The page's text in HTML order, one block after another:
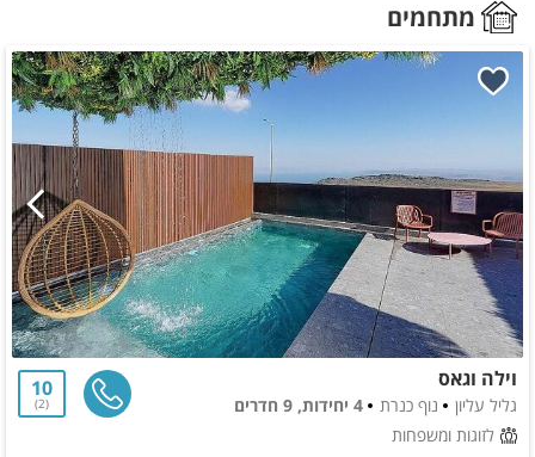
מתחמים
וילה וגאס
גליל עליון נוף כנרת
4 יחידות, 9 חדרים
לזוגות ומשפחות
10
2